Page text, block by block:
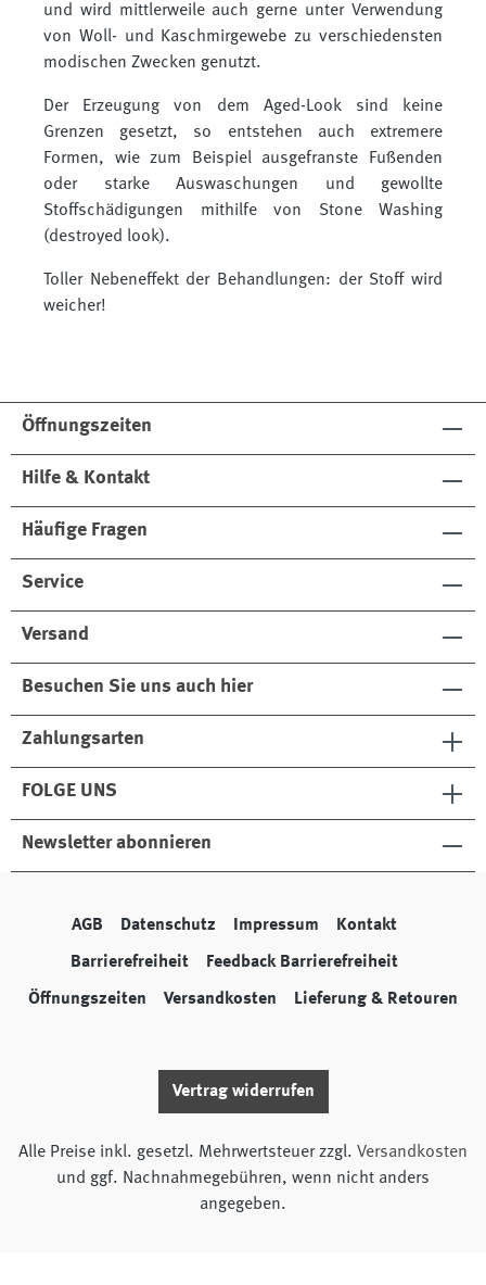
und wird mittlerweile auch gerne unter Verwendung
von Woll- und Kaschmirgewebe zu verschiedensten
modischen Zwecken genutzt.
Der Erzeugung von dem Aged-Look sind keine
Grenzen gesetzt, so entstehen auch extremere
Formen, wie zum Beispiel ausgefranste Fußenden
oder starke Auswaschungen und gewollte
Stoffschädigungen mithilfe von Stone Washing
(destroyed look).
Toller Nebeneffekt der Behandlungen: der Stoff wird
weicher!
Öffnungszeiten
Hilfe & Kontakt
Häufige Fragen
Service
Versand
Besuchen Sie uns auch hier
Zahlungsarten
FOLGE UNS
Newsletter abonnieren
AGB Datenschutz Impressum Kontakt
Barrierefreiheit Feedback Barrierefreiheit
Öffnungszeiten Versandkosten Lieferung & Retouren
Vertrag widerrufen
Alle Preise inkl. gesetzl. Mehrwertsteuer zzgl. Versandkosten
und ggf. Nachnahmegebühren, wenn nicht anders
angegeben.